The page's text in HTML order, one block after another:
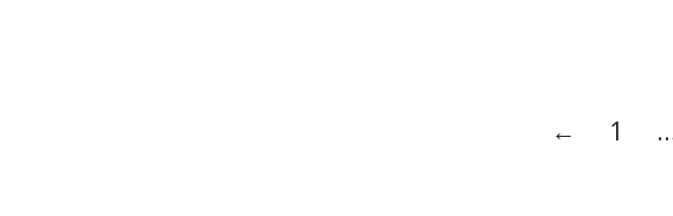
← 1